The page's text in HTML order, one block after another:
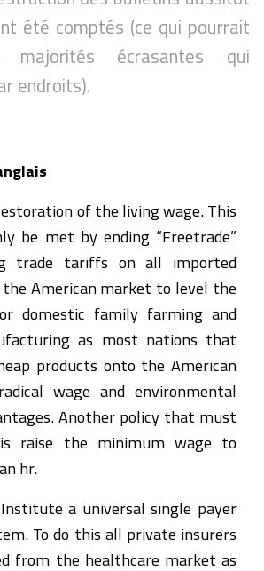
été comptés (ce qui pourrait
majorités écrasantes qui
endroits).
of the living wage. This
be met by ending “Freetrade”
trade tariffs on all imported
American market to level the
domestic family farming and
as most nations that
products onto the American
wage and environmental
Another policy that must
raise the minimum wage to
hr.
a universal single payer
To do this all private insurers
from the healthcare market as